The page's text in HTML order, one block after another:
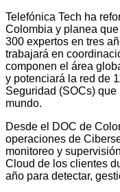
Telefónica Tech ha
Colombia y planea
300 expertos en tres
trabajará en
componen el área
y potenciará la red de
Seguridad (SOCs) que
mundo.
Desde el DOC de
operaciones de
monitoreo y
Cloud de los clientes
año para detectar,